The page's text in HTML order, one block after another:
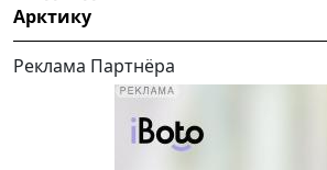
Арктику
Реклама Партнёра